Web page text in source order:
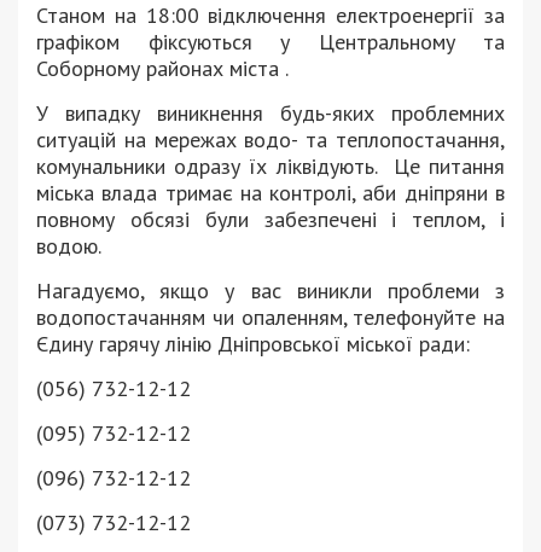
Станом на 18:00 відключення електроенергії за
графіком фіксуються у Центральному та
Соборному районах міста .
У випадку виникнення будь-яких проблемних
ситуацій на мережах водо- та теплопостачання,
комунальники одразу їх ліквідують. Це питання
міська влада тримає на контролі, аби дніпряни в
повному обсязі були забезпечені і теплом, і
водою.
Нагадуємо, якщо у вас виникли проблеми з
водопостачанням чи опаленням, телефонуйте на
Єдину гарячу лінію Дніпровської міської ради:
(056) 732-12-12
(095) 732-12-12
(096) 732-12-12
(073) 732-12-12